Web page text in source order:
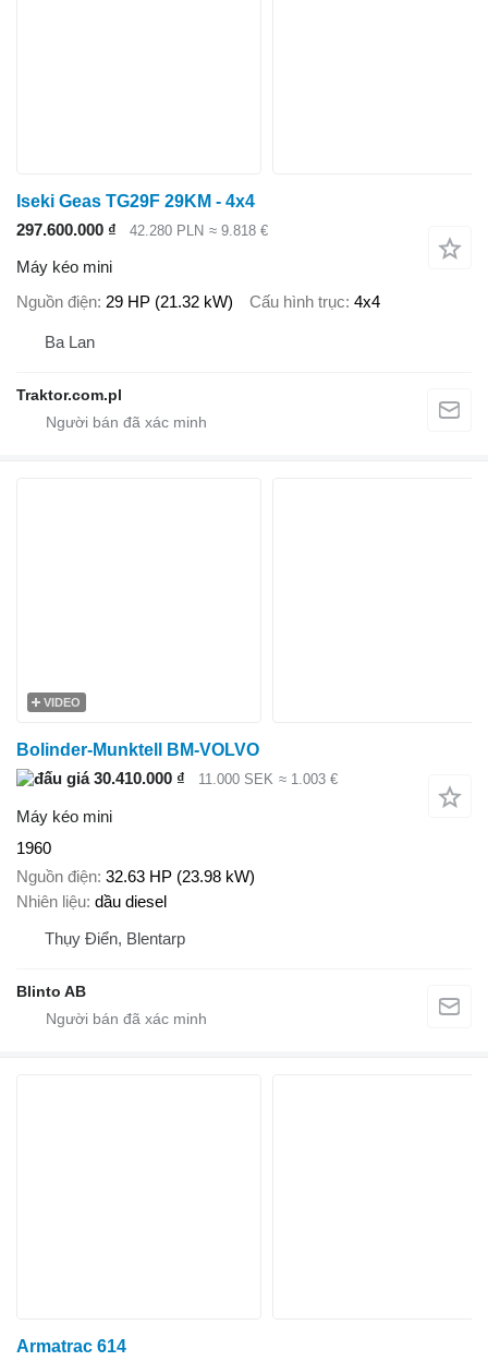
Iseki Geas TG29F 29KM - 4x4
297.600.000 ₫
42.280 PLN ≈ 9.818 €
Máy kéo mini
Nguồn điện 29 HP (21.32 kW) Cấu hình trục 4x4
Ba Lan
Traktor.com.pl
VIDEO
Bolinder-Munktell BM-VOLVO
30.410.000 ₫
11.000 SEK ≈ 1.003 €
Máy kéo mini
1960
Nguồn điện 32.63 HP (23.98 kW)
Nhiên liệu dầu diesel
Thụy Điển, Blentarp
Blinto AB
Armatrac 614